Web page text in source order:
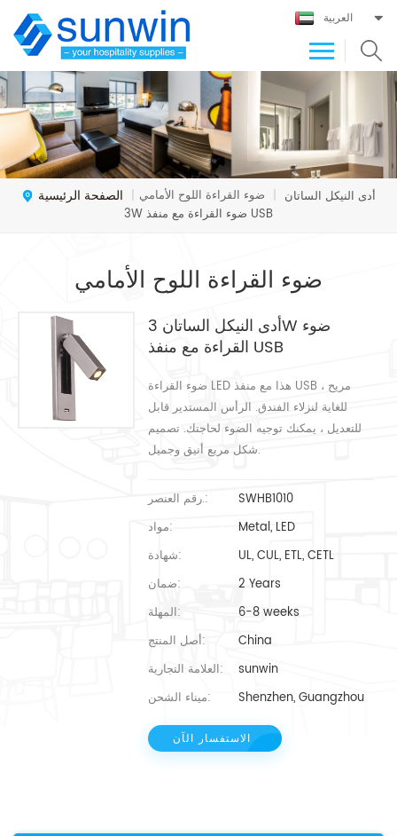
العربية
الصفحة الرئيسية | ضوء القراءة اللوح الأمامي |
3W ضوء القراءة مع منفذ USB
ضوء القراءة اللوح الأمامي
أدى النيكل الساتان 3W ضوء
القراءة مع منفذ USB
ضوء القراءة LED هذا مع منفذ USB ، مريح
للغاية لنزلاء الفندق. الرأس المستدير قابل
للتعديل ، يمكنك توجيه الضوء لحاجتك. تصميم
شكل مربع أنيق وجميل.
رقم العنصر.:
SWHB1010
مواد:
Metal, LED
شهادة:
UL, CUL, ETL, CETL
ضمان:
2 Years
المهلة:
6-8 weeks
أصل المنتج:
China
العلامة التجارية:
sunwin
ميناء الشحن:
Shenzhen, Guangzhou
الاستفسار الآن